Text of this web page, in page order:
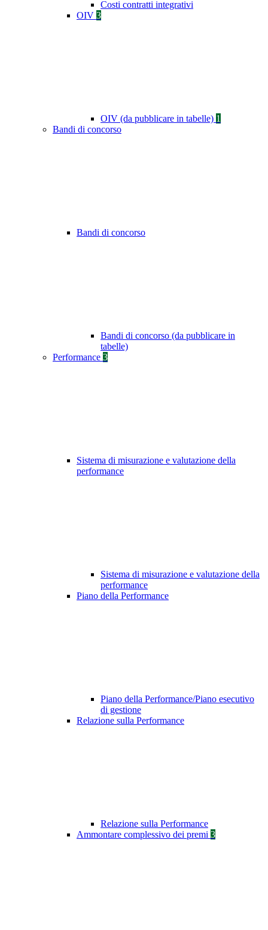
Costi contratti integrativi
OIV 3
OIV (da pubblicare in tabelle) 1
Bandi di concorso
Bandi di concorso
Bandi di concorso (da pubblicare in
tabelle)
Performance 3
Sistema di misurazione e valutazione della
performance
Sistema di misurazione e valutazione della
performance
Piano della Performance
Piano della Performance/Piano esecutivo
di gestione
Relazione sulla Performance
Relazione sulla Performance
Ammontare complessivo dei premi 3